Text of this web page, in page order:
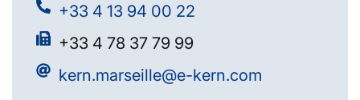
+33 4 13 94 00 22
+33 4 78 37 79 99
kern.marseille@e-kern.com